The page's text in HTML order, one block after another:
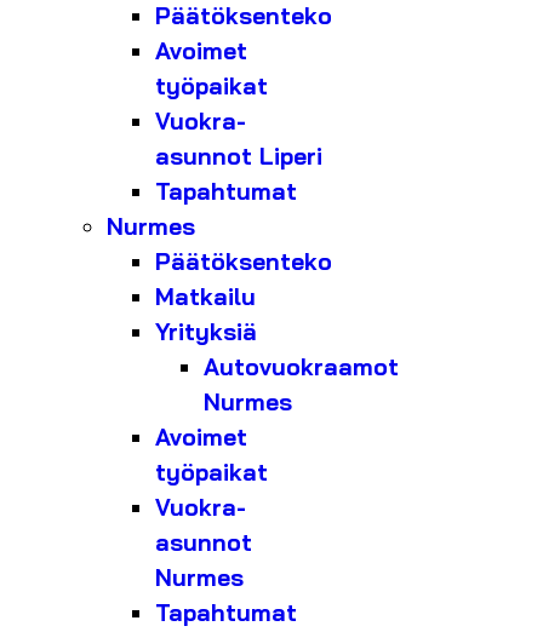
Päätöksenteko
Avoimet
työpaikat
Vuokra-
asunnot Liperi
Tapahtumat
Nurmes
Päätöksenteko
Matkailu
Yrityksiä
Autovuokraamot
Nurmes
Avoimet
työpaikat
Vuokra-
asunnot
Nurmes
Tapahtumat